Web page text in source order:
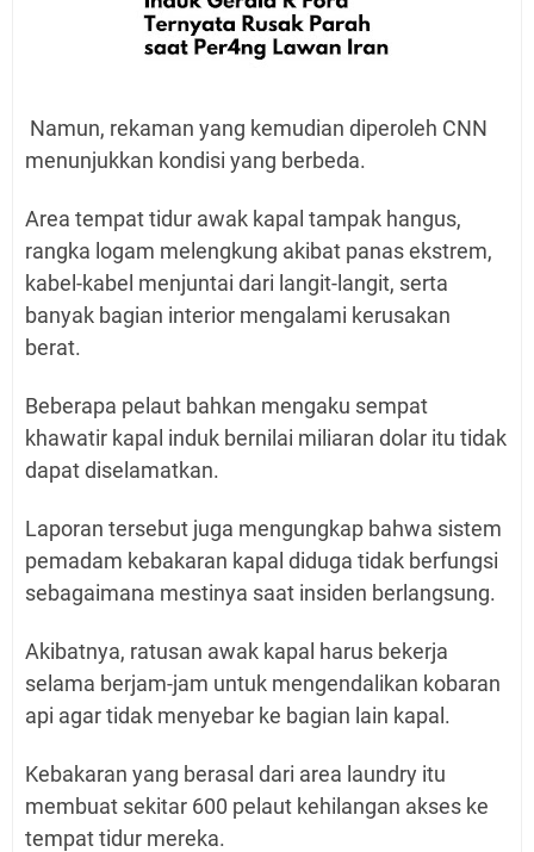
Namun, rekaman yang kemudian diperoleh CNN
menunjukkan kondisi yang berbeda.
Area tempat tidur awak kapal tampak hangus,
rangka logam melengkung akibat panas ekstrem,
kabel-kabel menjuntai dari langit-langit, serta
banyak bagian interior mengalami kerusakan
berat.
Beberapa pelaut bahkan mengaku sempat
khawatir kapal induk bernilai miliaran dolar itu tidak
dapat diselamatkan.
Laporan tersebut juga mengungkap bahwa sistem
pemadam kebakaran kapal diduga tidak berfungsi
sebagaimana mestinya saat insiden berlangsung.
Akibatnya, ratusan awak kapal harus bekerja
selama berjam-jam untuk mengendalikan kobaran
api agar tidak menyebar ke bagian lain kapal.
Kebakaran yang berasal dari area laundry itu
membuat sekitar 600 pelaut kehilangan akses ke
tempat tidur mereka.